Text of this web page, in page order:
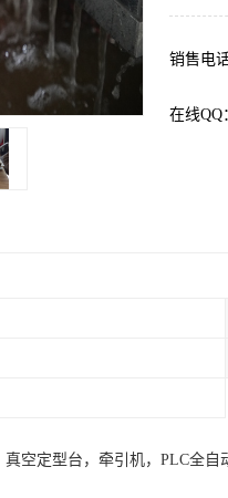
销售电话
在线QQ
真空定型台，牵引机，PLC全